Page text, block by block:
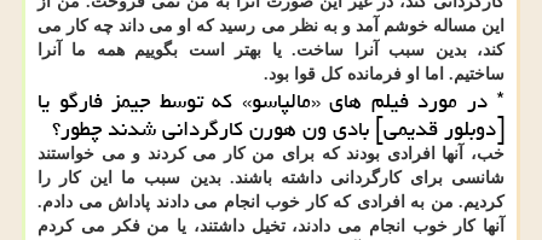
این مساله خوشم آمد و به نظر می رسید که او می داند چه کار می
کند، بدین سبب آنرا ساخت. یا بهتر است بگوییم همه ما آنرا
ساختیم. اما او فرمانده کل قوا بود.
* در مورد فیلم های «مالپاسو» که توسط جیمز فارگو یا
[دوبلور قدیمی] بادی ون هورن کارگردانی شدند چطور؟
خب، آنها افرادی بودند که برای من کار می کردند و می خواستند
شانسی برای کارگردانی داشته باشند. بدین سبب ما این کار را
کردیم. من به افرادی که کار خوب انجام می دادند پاداش می دادم.
آنها کار خوب انجام می دادند، تخیل داشتند، یا من فکر می کردم